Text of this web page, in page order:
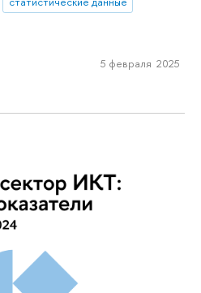
5 февраля 2025